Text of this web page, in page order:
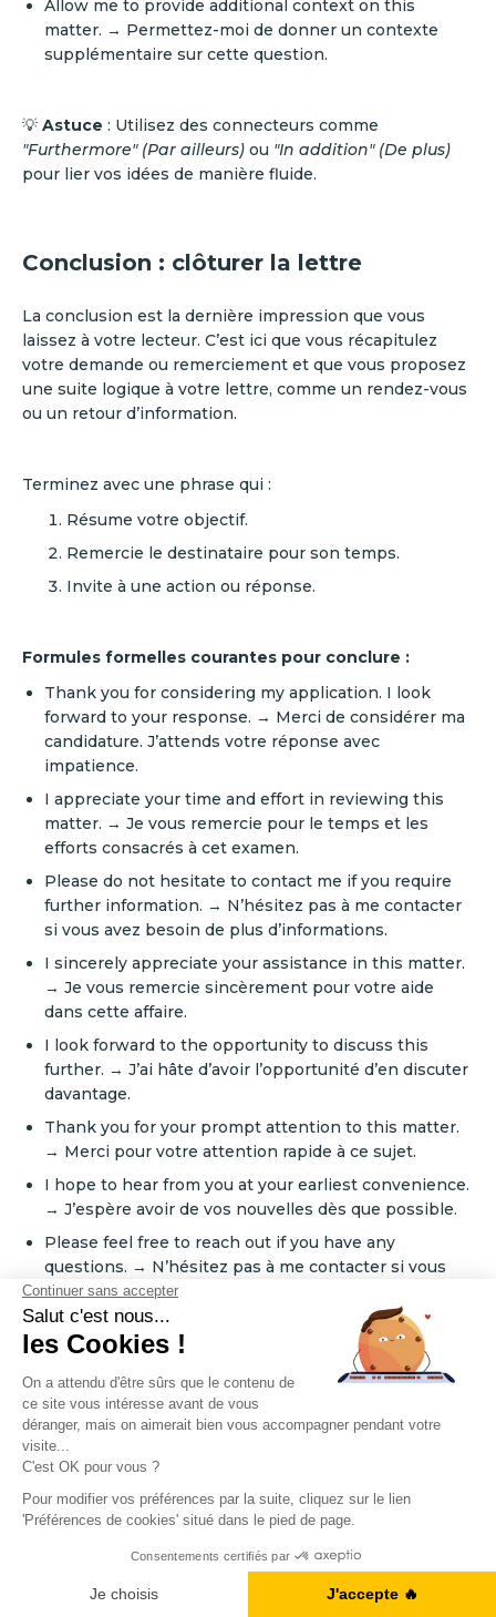
Allow me to provide additional context on this
matter. → Permettez-moi de donner un contexte
supplémentaire sur cette question.
💡 Astuce : Utilisez des connecteurs comme
"Furthermore" (Par ailleurs) ou "In addition" (De plus)
pour lier vos idées de manière fluide.
Conclusion : clôturer la lettre
La conclusion est la dernière impression que vous
laissez à votre lecteur. C’est ici que vous récapitulez
votre demande ou remerciement et que vous proposez
une suite logique à votre lettre, comme un rendez-vous
ou un retour d’information.
Terminez avec une phrase qui :
Résume votre objectif.
Remercie le destinataire pour son temps.
Invite à une action ou réponse.
Formules formelles courantes pour conclure :
Thank you for considering my application. I look
forward to your response. → Merci de considérer ma
candidature. J’attends votre réponse avec
impatience.
I appreciate your time and effort in reviewing this
matter. → Je vous remercie pour le temps et les
efforts consacrés à cet examen.
Please do not hesitate to contact me if you require
further information. → N’hésitez pas à me contacter
si vous avez besoin de plus d’informations.
I sincerely appreciate your assistance in this matter.
→ Je vous remercie sincèrement pour votre aide
dans cette affaire.
I look forward to the opportunity to discuss this
further. → J’ai hâte d’avoir l’opportunité d’en discuter
davantage.
Thank you for your prompt attention to this matter.
→ Merci pour votre attention rapide à ce sujet.
I hope to hear from you at your earliest convenience.
→ J’espère avoir de vos nouvelles dès que possible.
Please feel free to reach out if you have any
questions. → N’hésitez pas à me contacter si vous
avez des questions.
I remain available for any further information you
may require. → Je reste à votre disposition pour
toute information complémentaire.
Looking forward to your reply. → Dans l’attente de
votre réponse.
I trust this meets your requirements and look
forward to your confirmation. → J’espère que cela
répond à vos besoins et attends votre confirmation.
I would greatly appreciate a response at your earliest
convenience. → J’apprécierais grandement une
réponse dès que possible.
Ne manquez rien !
Je m'inscris à la newsletter